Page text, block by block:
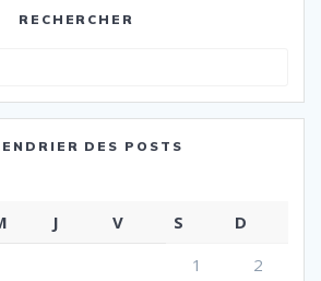
RECHERCHER
:
DES POSTS
J V S
D
1
2